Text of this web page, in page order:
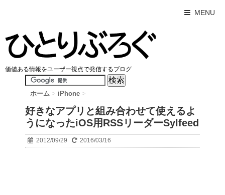
MENU
価値ある情報をユーザー視点で発信するブログ
ホーム > iPhone >
好きなアプリと組み合わせて使えるよ
うになったiOS用RSSリーダーSylfeed
2012/09/29 2016/03/16